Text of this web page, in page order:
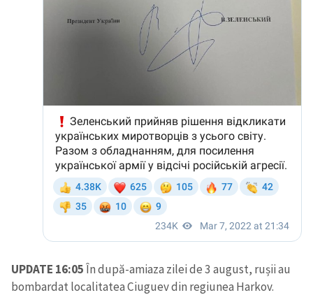
UPDATE 16:05În după-amiaza zilei de 3 august, rușii au
bombardat localitatea Ciuguev din regiunea Harkov.